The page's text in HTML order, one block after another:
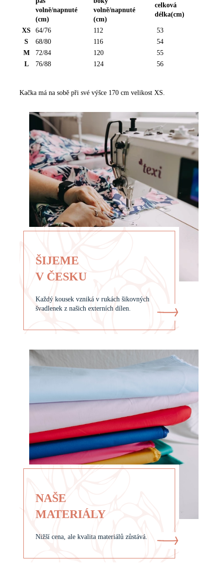
R
O
Z
R
K
A
L
H
O
T
Y
volně/napnuté
(cm)
volně/napnuté
(cm)
celková
délka(cm)
XS 64/76 112
53
S
68/80 116
54
M
72/84 120
55
L
76/88 124 56
Kačka má na sobě při své výšce 170 cm velikost XS.
ŠIJEME
V ČESKU
Každý kousek vzniká v rukách šikovných
švadlenek z našich externích dílen.
NAŠE
MATERIÁLY
Nižší cena, ale kvalita materiálů zůstává.